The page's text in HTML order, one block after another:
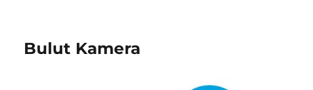
Bulut Kamera